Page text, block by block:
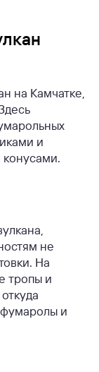
на Камчатке,
и
не
На
тропы и
и